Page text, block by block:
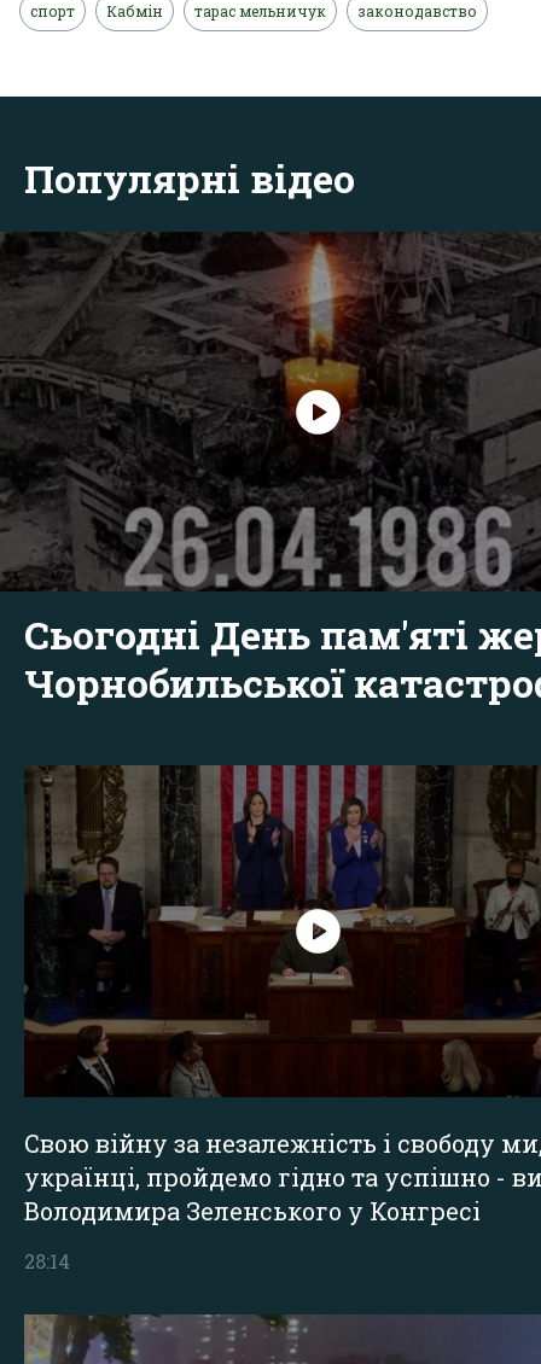
спорт Кабмін тарас мельничук законодавство
Популярні відео
Сьогодні День пам'яті
Чорнобильської
Свою війну за незалежність і свободу
українці, пройдемо гідно та успішно -
Володимира Зеленського у Конгресі
28:14